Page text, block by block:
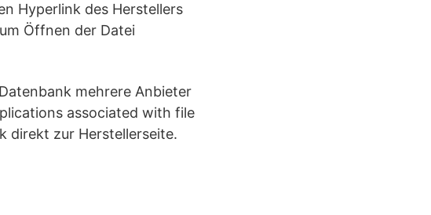
Hyperlink des Herstellers
Öffnen der Datei
mehrere Anbieter
associated with file
direkt zur Herstellerseite.